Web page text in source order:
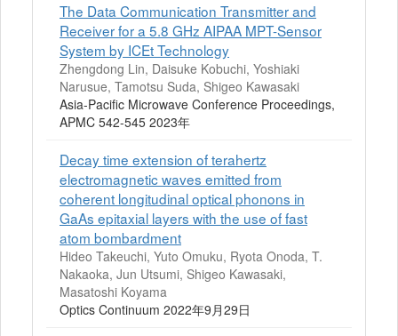
The Data Communication Transmitter and
Receiver for a 5.8 GHz AIPAA MPT-Sensor
System by ICEt Technology
Zhengdong Lin, Daisuke Kobuchi, Yoshiaki
Narusue, Tamotsu Suda, Shigeo Kawasaki
Asia-Pacific Microwave Conference Proceedings,
APMC 542-545 2023年
Decay time extension of terahertz
electromagnetic waves emitted from
coherent longitudinal optical phonons in
GaAs epitaxial layers with the use of fast
atom bombardment
Hideo Takeuchi, Yuto Omuku, Ryota Onoda, T.
Nakaoka, Jun Utsumi, Shigeo Kawasaki,
Masatoshi Koyama
Optics Continuum 2022年9月29日